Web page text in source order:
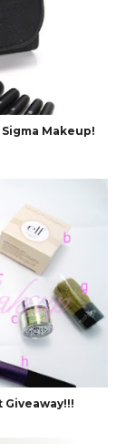
Makeup!
Giveaway!!!